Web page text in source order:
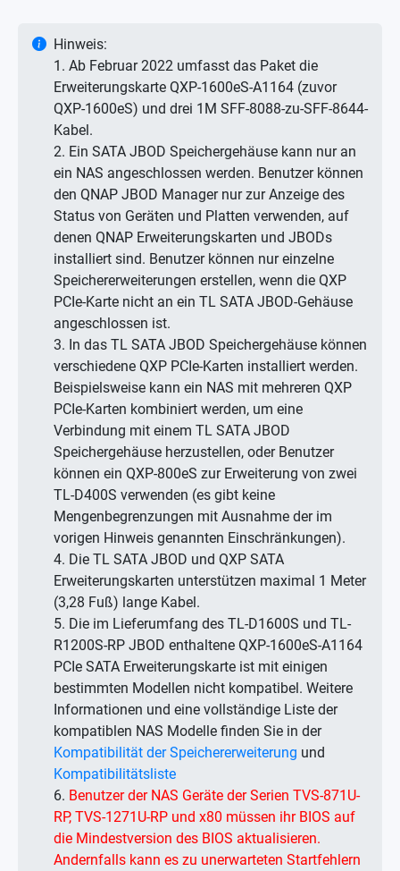
Hinweis:
1. Ab Februar 2022 umfasst das Paket die
Erweiterungskarte QXP-1600eS-A1164 (zuvor
QXP-1600eS) und drei 1M SFF-8088-zu-SFF-8644-
Kabel.
2. Ein SATA JBOD Speichergehäuse kann nur an
ein NAS angeschlossen werden. Benutzer können
den QNAP JBOD Manager nur zur Anzeige des
Status von Geräten und Platten verwenden, auf
denen QNAP Erweiterungskarten und JBODs
installiert sind. Benutzer können nur einzelne
Speichererweiterungen erstellen, wenn die QXP
PCIe-Karte nicht an ein TL SATA JBOD-Gehäuse
angeschlossen ist.
3. In das TL SATA JBOD Speichergehäuse können
verschiedene QXP PCIe-Karten installiert werden.
Beispielsweise kann ein NAS mit mehreren QXP
PCIe-Karten kombiniert werden, um eine
Verbindung mit einem TL SATA JBOD
Speichergehäuse herzustellen, oder Benutzer
können ein QXP-800eS zur Erweiterung von zwei
TL-D400S verwenden (es gibt keine
Mengenbegrenzungen mit Ausnahme der im
vorigen Hinweis genannten Einschränkungen).
4. Die TL SATA JBOD und QXP SATA
Erweiterungskarten unterstützen maximal 1 Meter
(3,28 Fuß) lange Kabel.
5. Die im Lieferumfang des TL-D1600S und TL-
R1200S-RP JBOD enthaltene QXP-1600eS-A1164
PCIe SATA Erweiterungskarte ist mit einigen
bestimmten Modellen nicht kompatibel. Weitere
Informationen und eine vollständige Liste der
kompatiblen NAS Modelle finden Sie in der
Kompatibilität der Speichererweiterung und
Kompatibilitätsliste
6. Benutzer der NAS Geräte der Serien TVS-871U-
RP, TVS-1271U-RP und x80 müssen ihr BIOS auf
die Mindestversion des BIOS aktualisieren.
Andernfalls kann es zu unerwarteten Startfehlern